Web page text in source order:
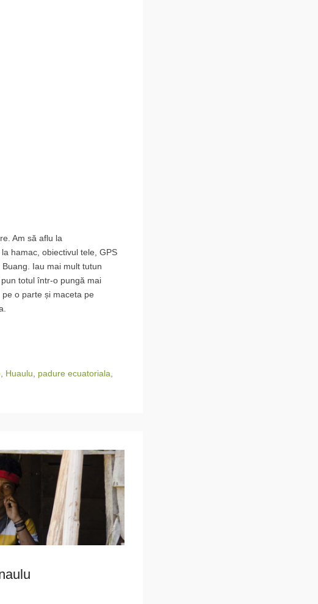
Am să aflu la
hamac, obiectivul tele, GPS
Iau mai mult tutun
totul într-o pungă mai
o parte și maceta pe
, Huaulu, padure ecuatoriala,